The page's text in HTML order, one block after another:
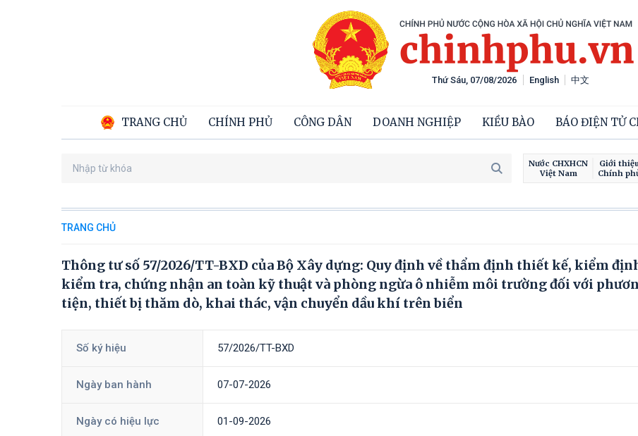
English 中文
TRANG CHỦ CHÍNH PHỦ CÔNG DÂN DOANH NGHIỆP KIỀU BÀO BÁO ĐIỆN TỬ
Thứ Sáu, 07/08/2026
Nước CHXHCN
Việt Nam
Giới
Chính
TRANG CHỦ
Thông tư số 57/2026/TT-BXD của Bộ Xây dựng: Quy định về thẩm định thiết kế, kiểm
kiểm tra, chứng nhận an toàn kỹ thuật và phòng ngừa ô nhiễm môi trường đối với
tiện, thiết bị thăm dò, khai thác, vận chuyển dầu khí trên biển
Số ký hiệu 57/2026/TT-BXD
Ngày ban hành 07-07-2026
Ngày có hiệu lực 01-09-2026